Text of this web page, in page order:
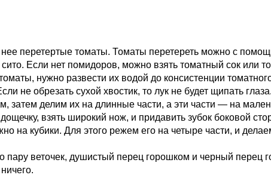
перетертые томаты. Томаты перетереть можно с
Если нет помидоров, можно взять томатный сок или
нужно развести их водой до консистенции
не обрезать сухой хвостик, то лук не будет щипать
делим их на длинные части, а эти части — на
взять широкий нож, и придавить зубок боковой
на кубики. Для этого режем его на четыре части, и
пару веточек, душистый перец горошком и черный